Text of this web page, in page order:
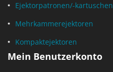
Ejektorpatronen/-kartuschen
Mehrkammerejektoren
Kompaktejektoren
Mein Benutzerkonto